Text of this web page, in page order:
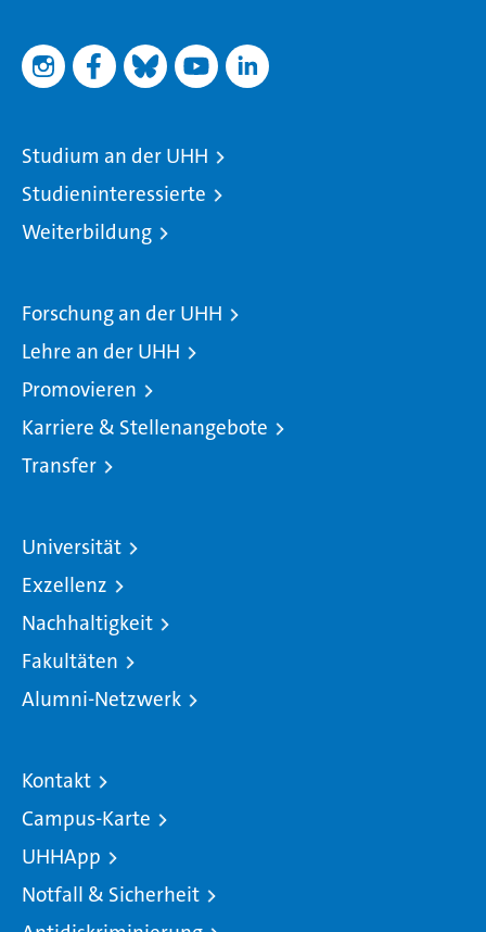
Studium an der UHH
Studieninteressierte
Weiterbildung
Forschung an der UHH
Lehre an der UHH
Promovieren
Karriere & Stellenangebote
Transfer
Universität
Exzellenz
Nachhaltigkeit
Fakultäten
Alumni-Netzwerk
Kontakt
Campus-Karte
UHHApp
Notfall & Sicherheit